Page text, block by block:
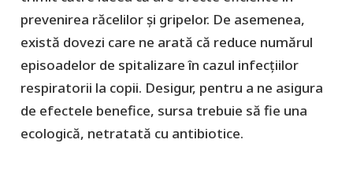
prevenirea răcelilor și gripelor. De asemenea,
există dovezi care ne arată că reduce numărul
episoadelor de spitalizare în cazul infecțiilor
respiratorii la copii. Desigur, pentru a ne asigura
de efectele benefice, sursa trebuie să fie una
ecologică, netratată cu antibiotice.